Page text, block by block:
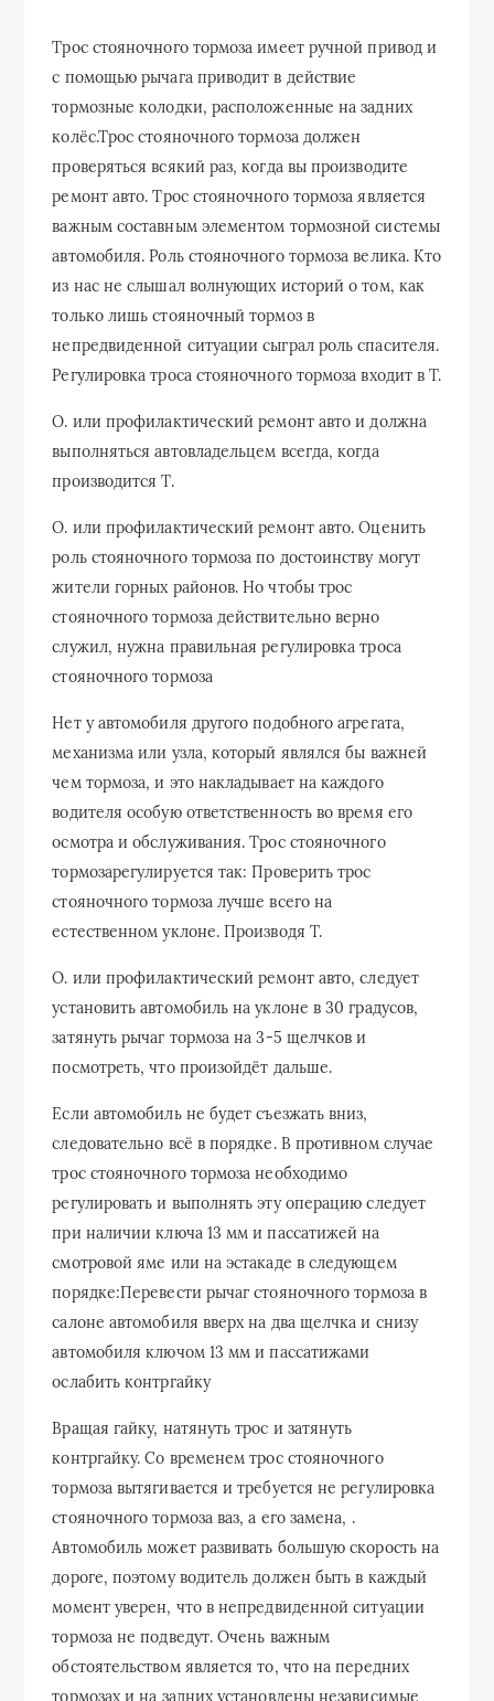
Трос стояночного тормоза имеет ручной привод и
с помощью рычага приводит в действие
тормозные колодки, расположенные на задних
колёс.Трос стояночного тормоза должен
проверяться всякий раз, когда вы производите
ремонт авто. Трос стояночного тормоза является
важным составным элементом тормозной системы
автомобиля. Роль стояночного тормоза велика. Кто
из нас не слышал волнующих историй о том, как
только лишь стояночный тормоз в
непредвиденной ситуации сыграл роль спасителя.
Регулировка троса стояночного тормоза входит в Т.
О. или профилактический ремонт авто и должна
выполняться автовладельцем всегда, когда
производится Т.
О. или профилактический ремонт авто. Оценить
роль стояночного тормоза по достоинству могут
жители горных районов. Но чтобы трос
стояночного тормоза действительно верно
служил, нужна правильная регулировка троса
стояночного тормоза
Нет у автомобиля другого подобного агрегата,
механизма или узла, который являлся бы важней
чем тормоза, и это накладывает на каждого
водителя особую ответственность во время его
осмотра и обслуживания. Трос стояночного
тормозарегулируется так: Проверить трос
стояночного тормоза лучше всего на
естественном уклоне. Производя Т.
О. или профилактический ремонт авто, следует
установить автомобиль на уклоне в 30 градусов,
затянуть рычаг тормоза на 3-5 щелчков и
посмотреть, что произойдёт дальше.
Если автомобиль не будет съезжать вниз,
следовательно всё в порядке. В противном случае
трос стояночного тормоза необходимо
регулировать и выполнять эту операцию следует
при наличии ключа 13 мм и пассатижей на
смотровой яме или на эстакаде в следующем
порядке:Перевести рычаг стояночного тормоза в
салоне автомобиля вверх на два щелчка и снизу
автомобиля ключом 13 мм и пассатижами
ослабить контргайку
Вращая гайку, натянуть трос и затянуть
контргайку. Со временем трос стояночного
тормоза вытягивается и требуется не регулировка
стояночного тормоза ваз, а его замена, .
Автомобиль может развивать большую скорость на
дороге, поэтому водитель должен быть в каждый
момент уверен, что в непредвиденной ситуации
тормоза не подведут. Очень важным
обстоятельством является то, что на передних
тормозах и на задних установлены независимые